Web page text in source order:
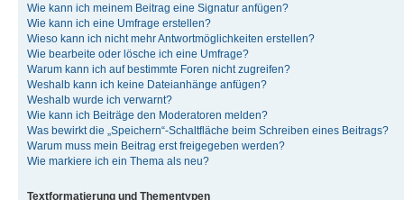
Wie kann ich meinem Beitrag eine Signatur anfügen?
Wie kann ich eine Umfrage erstellen?
Wieso kann ich nicht mehr Antwortmöglichkeiten erstellen?
Wie bearbeite oder lösche ich eine Umfrage?
Warum kann ich auf bestimmte Foren nicht zugreifen?
Weshalb kann ich keine Dateianhänge anfügen?
Weshalb wurde ich verwarnt?
Wie kann ich Beiträge den Moderatoren melden?
Was bewirkt die „Speichern“-Schaltfläche beim Schreiben eines Beitrags?
Warum muss mein Beitrag erst freigegeben werden?
Wie markiere ich ein Thema als neu?
Textformatierung und Thementypen